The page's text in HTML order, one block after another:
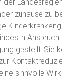
der
zuhause zu
in
gestellt. Sie
sinnvolle